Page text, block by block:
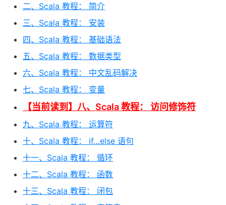
二、Scala 教程： 简介
三、Scala 教程： 安装
四、Scala 教程： 基础语法
五、Scala 教程： 数据类型
六、Scala 教程： 中文乱码解决
七、Scala 教程： 变量
【当前读到】八、Scala 教程： 访问修饰符
九、Scala 教程： 运算符
十、Scala 教程： if…else 语句
十一、Scala 教程： 循环
十二、Scala 教程： 函数
十三、Scala 教程： 闭包